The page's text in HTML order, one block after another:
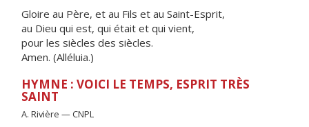
Gloire au Père, et au Fils et au Saint-Esprit,
au Dieu qui est, qui était et qui vient,
pour les siècles des siècles.
Amen. (Alléluia.)
HYMNE : VOICI LE TEMPS, ESPRIT TRÈS
SAINT
A. Rivière — CNPL